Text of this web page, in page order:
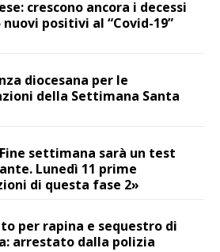
crescono ancora i decessi
nuovi positivi al “Covid-19”
diocesana per le
della Settimana Santa
settimana sarà un test
Lunedì 11 prime
di questa fase 2»
per rapina e sequestro di
arrestato dalla polizia